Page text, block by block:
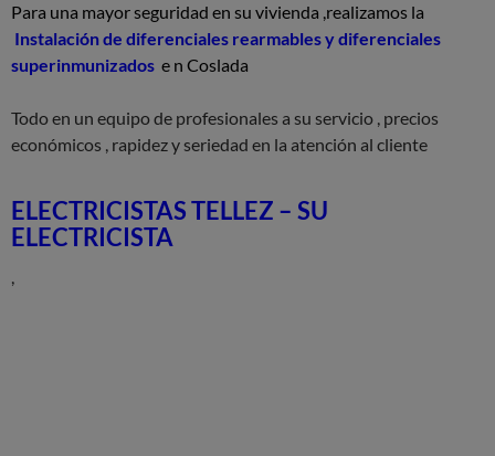
Para una mayor seguridad en su vivienda ,realizamos la
Instalación de diferenciales rearmables y diferenciales
superinmunizados e n Coslada
Todo en un equipo de profesionales a su servicio , precios
económicos , rapidez y seriedad en la atención al cliente
ELECTRICISTAS TELLEZ – SU
ELECTRICISTA
,